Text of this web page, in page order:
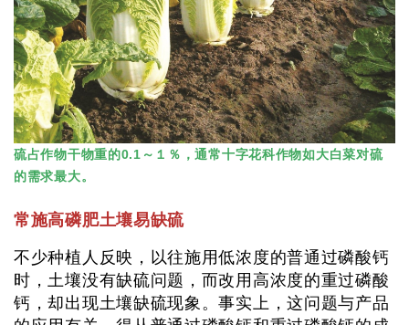
硫占作物干物重的0.1～１％，通常十字花科作物如大白菜对硫
的需求最大。
常施高磷肥土壤易缺硫
不少种植人反映，以往施用低浓度的普通过磷酸钙
时，土壤没有缺硫问题，而改用高浓度的重过磷酸
钙，却出现土壤缺硫现象。事实上，这问题与产品